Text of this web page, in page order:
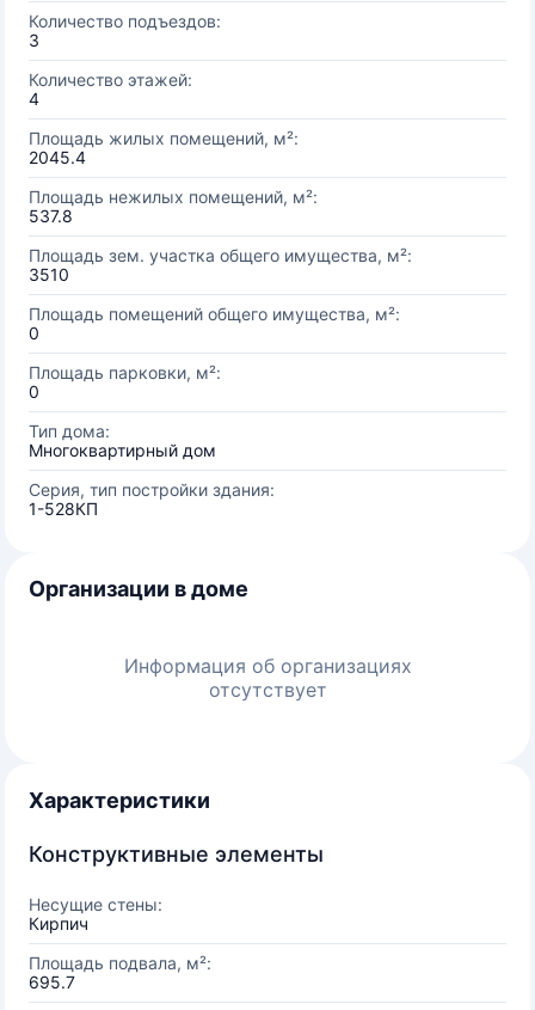
Количество подъездов:
3
Количество этажей:
4
Площадь жилых помещений, м²:
2045.4
Площадь нежилых помещений, м²:
537.8
Площадь зем. участка общего имущества, м²:
3510
Площадь помещений общего имущества, м²:
0
Площадь парковки, м²:
0
Тип дома:
Многоквартирный дом
Серия, тип постройки здания:
1-528КП
Организации в доме
Информация об организациях
отсутствует
Характеристики
Конструктивные элементы
Несущие стены:
Кирпич
Площадь подвала, м²:
695.7